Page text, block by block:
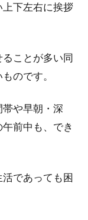
紹介！
の集合住宅に住んで
下左右に挨拶
ことが多い同
のです。
や早朝・深
前中も、でき
であっても困